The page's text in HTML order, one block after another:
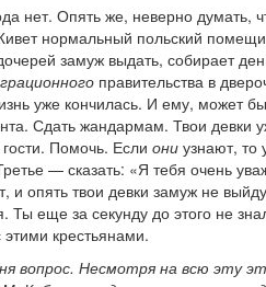
нет. Опять же, неверно думать,
нормальный польский
замуж выдать, собирает
правительства в
уже кончилась. И ему, может
Сдать жандармам. Твои
Помочь. Если они узнают, то
— сказать: «Я тебя очень
опять твои девки замуж не
Ты еще за секунду до этого не
крестьянами.
вопрос. Несмотря на всю эту